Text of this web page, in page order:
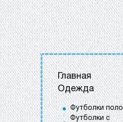
Главная
Одежда
Футболки поло
Футболки с